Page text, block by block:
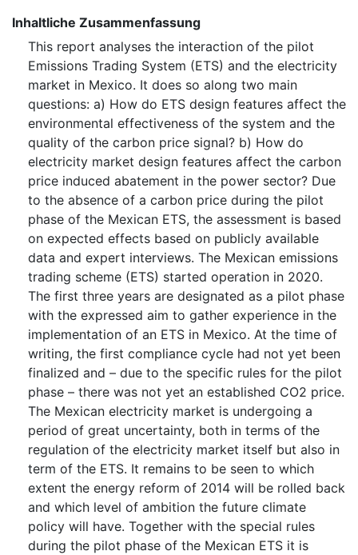
Inhaltliche Zusammenfassung
This report analyses the interaction of the pilot
Emissions Trading System (ETS) and the electricity
market in Mexico. It does so along two main
questions: a) How do ETS design features affect the
environmental effectiveness of the system and the
quality of the carbon price signal? b) How do
electricity market design features affect the carbon
price induced abatement in the power sector? Due
to the absence of a carbon price during the pilot
phase of the Mexican ETS, the assessment is based
on expected effects based on publicly available
data and expert interviews. The Mexican emissions
trading scheme (ETS) started operation in 2020.
The first three years are designated as a pilot phase
with the expressed aim to gather experience in the
implementation of an ETS in Mexico. At the time of
writing, the first compliance cycle had not yet been
finalized and – due to the specific rules for the pilot
phase – there was not yet an established CO2 price.
The Mexican electricity market is undergoing a
period of great uncertainty, both in terms of the
regulation of the electricity market itself but also in
term of the ETS. It remains to be seen to which
extent the energy reform of 2014 will be rolled back
and which level of ambition the future climate
policy will have. Together with the special rules
during the pilot phase of the Mexican ETS it is